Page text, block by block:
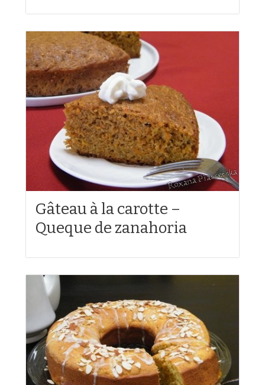
Gâteau à la carotte –
Queque de zanahoria